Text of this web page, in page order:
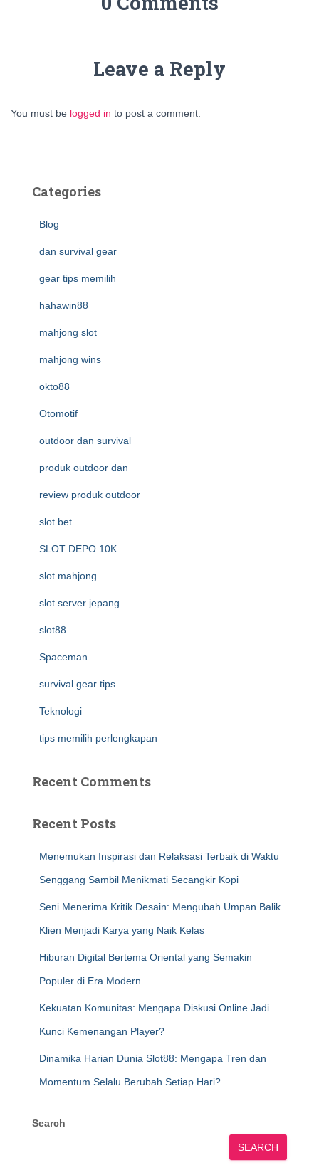
Leave a Reply
You must be logged in to post a comment.
Categories
Blog
dan survival gear
gear tips memilih
hahawin88
mahjong slot
mahjong wins
okto88
Otomotif
outdoor dan survival
produk outdoor dan
review produk outdoor
slot bet
SLOT DEPO 10K
slot mahjong
slot server jepang
slot88
Spaceman
survival gear tips
Teknologi
tips memilih perlengkapan
Recent Comments
Recent Posts
Menemukan Inspirasi dan Relaksasi Terbaik di Waktu
Senggang Sambil Menikmati Secangkir Kopi
Seni Menerima Kritik Desain: Mengubah Umpan Balik
Klien Menjadi Karya yang Naik Kelas
Hiburan Digital Bertema Oriental yang Semakin
Populer di Era Modern
Kekuatan Komunitas: Mengapa Diskusi Online Jadi
Kunci Kemenangan Player?
Dinamika Harian Dunia Slot88: Mengapa Tren dan
Momentum Selalu Berubah Setiap Hari?
Search
SEARCH